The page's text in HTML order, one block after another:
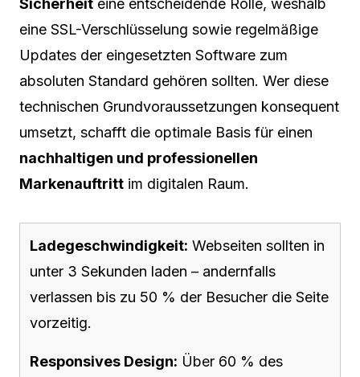
eine SSL-Verschlüsselung sowie regelmäßige
Updates der eingesetzten Software zum
absoluten Standard gehören sollten. Wer diese
technischen Grundvoraussetzungen konsequent
umsetzt, schafft die optimale Basis für einen
nachhaltigen und professionellen
Markenauftritt im digitalen Raum.
Ladegeschwindigkeit: Webseiten sollten in
unter 3 Sekunden laden – andernfalls
verlassen bis zu 50 % der Besucher die Seite
vorzeitig.
Responsives Design: Über 60 % des